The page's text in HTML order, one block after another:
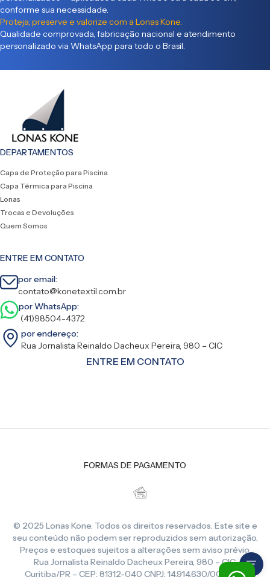
conforme sua necessidade.
Proteja, preserve e valorize com a Lonas Kone.
Qualidade comprovada, fabricação nacional e atendimento
personalizado via WhatsApp para todo o Brasil.
DEPARTAMENTOS
Capa de Proteção para Piscina
Capa Térmica para Piscina
Lonas
Trocas e Devoluções
Quem Somos
ENTRE EM CONTATO
por email:
contato@konetextil.com.br
por WhatsApp:
(41)98504-4372
por endereço:
Rua Jornalista Reinaldo Dacheux Pereira, 980 – CIC
ENTRE EM CONTATO
FORMAS DE PAGAMENTO
© 2025 Lonas Kone. Todos os direitos reservados. Este site e
seu conteúdo não podem ser reproduzidos sem autorização.
Preços e estoques sujeitos a alterações sem aviso prévio.
Rua Jornalista Reinaldo Dacheux Pereira, 980 – CIC,
Curitiba/PR – CEP: 81312-040 CNPJ: 14.914.630/0001-86